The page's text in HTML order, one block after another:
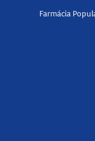
Farmácia